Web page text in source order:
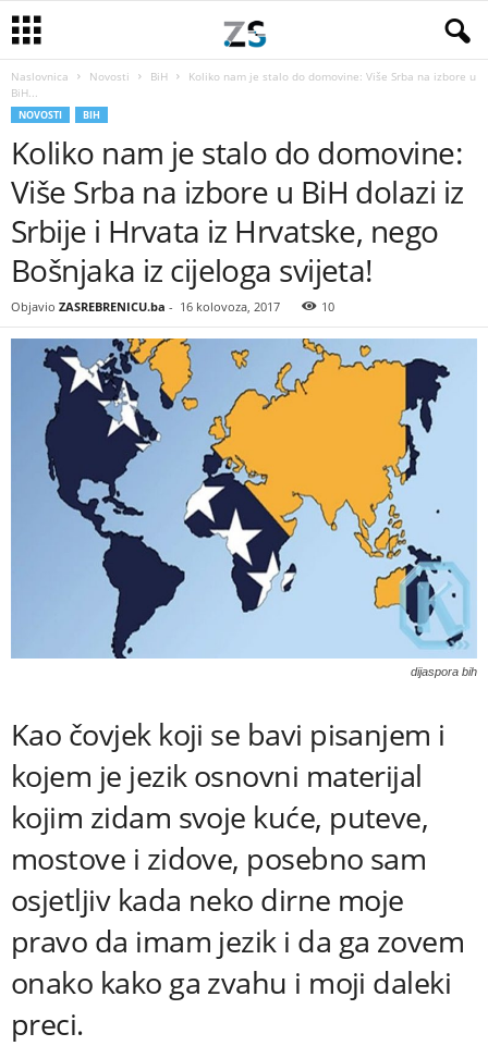
Naslovnica Novosti BiH
Koliko nam je stalo do domovine: Više Srba na izbore u
BiH...
NOVOSTI BIH
Koliko nam je stalo do domovine:
Više Srba na izbore u BiH dolazi iz
Srbije i Hrvata iz Hrvatske, nego
Bošnjaka iz cijeloga svijeta!
Objavio ZASREBRENICU.ba - 16 kolovoza, 2017 10
dijaspora bih
Kao čovjek koji se bavi pisanjem i
kojem je jezik osnovni materijal
kojim zidam svoje kuće, puteve,
mostove i zidove, posebno sam
osjetljiv kada neko dirne moje
pravo da imam jezik i da ga zovem
onako kako ga zvahu i moji daleki
preci.